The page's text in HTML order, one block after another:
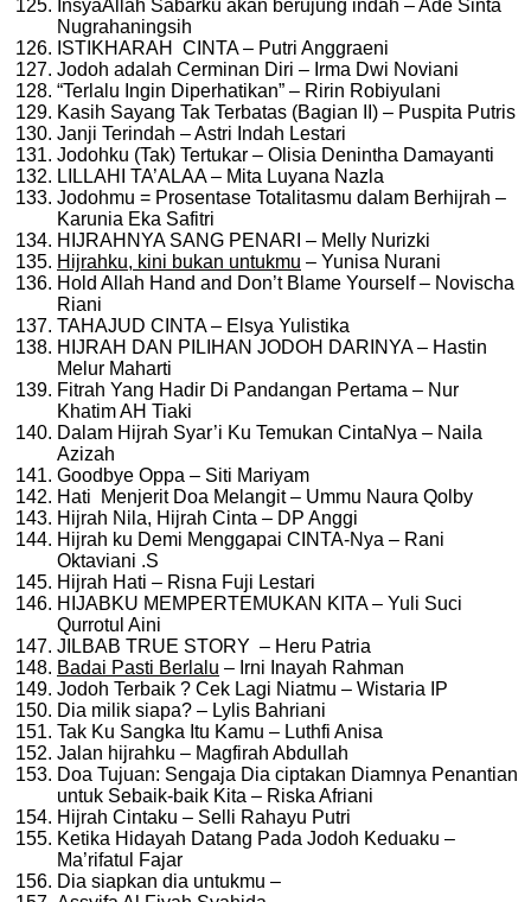
InsyaAllah Sabarku akan berujung indah – Ade Sinta
Nugrahaningsih
ISTIKHARAH CINTA – Putri Anggraeni
Jodoh adalah Cerminan Diri – Irma Dwi Noviani
“Terlalu Ingin Diperhatikan” – Ririn Robiyulani
Kasih Sayang Tak Terbatas (Bagian II) – Puspita Putris
Janji Terindah – Astri Indah Lestari
Jodohku (Tak) Tertukar – Olisia Denintha Damayanti
LILLAHI TA’ALAA – Mita Luyana Nazla
Jodohmu = Prosentase Totalitasmu dalam Berhijrah –
Karunia Eka Safitri
HIJRAHNYA SANG PENARI – Melly Nurizki
Hijrahku, kini bukan untukmu – Yunisa Nurani
Hold Allah Hand and Don’t Blame Yourself – Novischa
Riani
TAHAJUD CINTA – Elsya Yulistika
HIJRAH DAN PILIHAN JODOH DARINYA – Hastin
Melur Maharti
Fitrah Yang Hadir Di Pandangan Pertama – Nur
Khatim AH Tiaki
Dalam Hijrah Syar’i Ku Temukan CintaNya – Naila
Azizah
Goodbye Oppa – Siti Mariyam
Hati Menjerit Doa Melangit – Ummu Naura Qolby
Hijrah Nila, Hijrah Cinta – DP Anggi
Hijrah ku Demi Menggapai CINTA-Nya – Rani
Oktaviani .S
Hijrah Hati – Risna Fuji Lestari
HIJABKU MEMPERTEMUKAN KITA – Yuli Suci
Qurrotul Aini
JILBAB TRUE STORY – Heru Patria
Badai Pasti Berlalu – Irni Inayah Rahman
Jodoh Terbaik ? Cek Lagi Niatmu – Wistaria IP
Dia milik siapa? – Lylis Bahriani
Tak Ku Sangka Itu Kamu – Luthfi Anisa
Jalan hijrahku – Magfirah Abdullah
Doa Tujuan: Sengaja Dia ciptakan Diamnya Penantian
untuk Sebaik-baik Kita – Riska Afriani
Hijrah Cintaku – Selli Rahayu Putri
Ketika Hidayah Datang Pada Jodoh Keduaku –
Ma’rifatul Fajar
Dia siapkan dia untukmu –